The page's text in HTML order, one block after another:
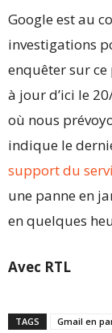
Google est au
investigations
enquêter sur
à jour d’ici le
où nous
indique le
support du
une panne en
en quelques
Avec RTL
TAGS Gmail en